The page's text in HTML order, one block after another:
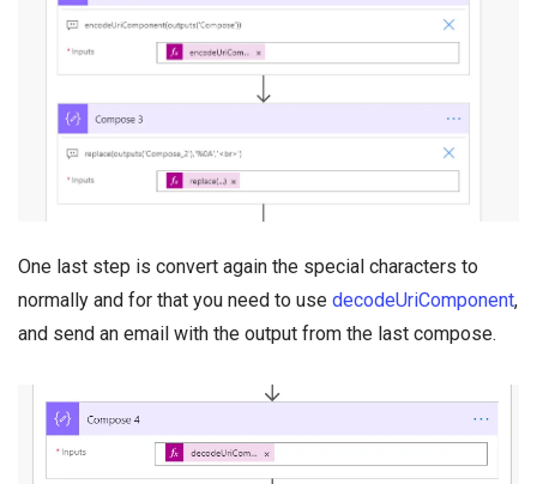
One last step is convert again the special characters to
normally and for that you need to use decodeUriComponent,
and send an email with the output from the last compose.